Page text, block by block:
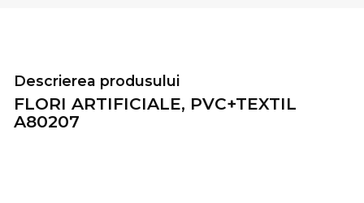
Descrierea produsului
FLORI ARTIFICIALE, PVC+TEXTIL
A80207